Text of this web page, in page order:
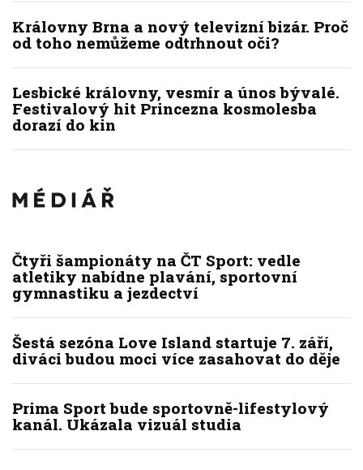
Královny Brna a nový televizní bizár. Proč
od toho nemůžeme odtrhnout oči?
Lesbické královny, vesmír a únos bývalé.
Festivalový hit Princezna kosmolesba
dorazí do kin
Čtyři šampionáty na ČT Sport: vedle
atletiky nabídne plavání, sportovní
gymnastiku a jezdectví
Šestá sezóna Love Island startuje 7. září,
diváci budou moci více zasahovat do děje
Prima Sport bude sportovně-lifestylový
kanál. Ukázala vizuál studia